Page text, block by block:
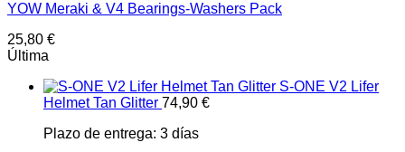
YOW Meraki & V4 Bearings-Washers Pack
25,80 €
Última
S-ONE V2 Lifer
Helmet Tan Glitter 74,90 €
Plazo de entrega: 3 días